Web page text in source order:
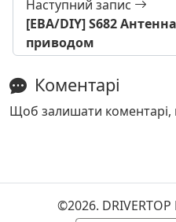
Наступний запис
[EBA/DIY] S682
приводом
Коментарі
Щоб залишати коментарі,
©2026.